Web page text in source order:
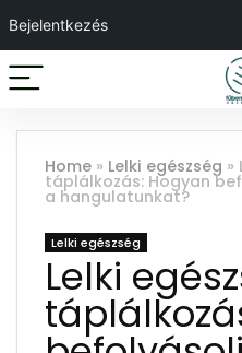
Bejelentkezés
Home » Lelki egészség »
táplálkozás: Hogyan
a hangulatunkat?
Lelki egészség
Lelki